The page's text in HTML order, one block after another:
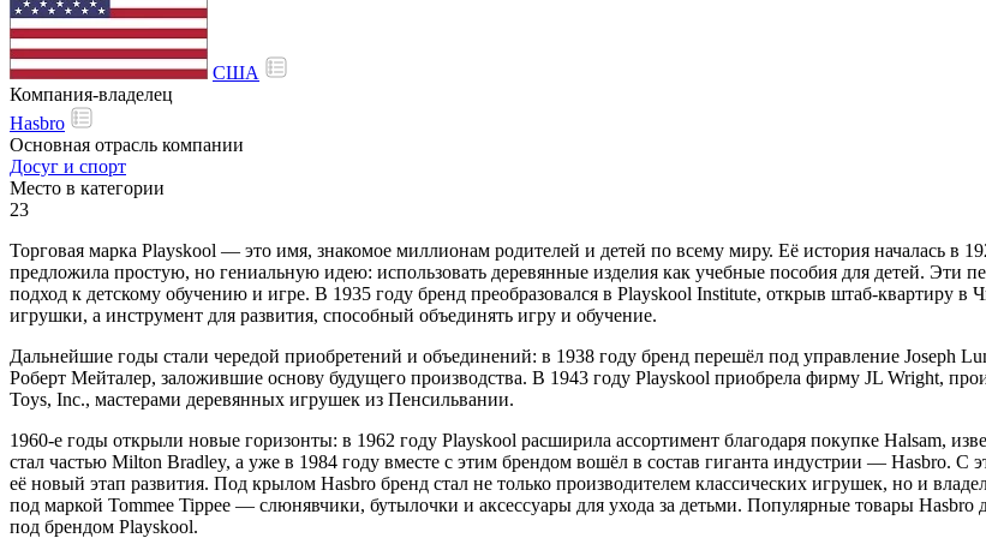
США
Компания-владелец
Hasbro
Основная отрасль компании
Досуг и спорт
Место в категории
23
Торговая марка Playskool — это имя, знакомое миллионам родителей и детей по всему миру. Её история началась в
предложила простую, но гениальную идею: использовать деревянные изделия как учебные пособия для детей. Эти
подход к детскому обучению и игре. В 1935 году бренд преобразовался в Playskool Institute, открыв штаб-квартиру в
игрушки, а инструмент для развития, способный объединять игру и обучение.
Дальнейшие годы стали чередой приобретений и объединений: в 1938 году бренд перешёл под управление Joseph
Роберт Мейталер, заложившие основу будущего производства. В 1943 году Playskool приобрела фирму JL Wright,
Toys, Inc., мастерами деревянных игрушек из Пенсильвании.
1960-е годы открыли новые горизонты: в 1962 году Playskool расширила ассортимент благодаря покупке Halsam,
стал частью Milton Bradley, а уже в 1984 году вместе с этим брендом вошёл в состав гиганта индустрии — Hasbro. С
её новый этап развития. Под крылом Hasbro бренд стал не только производителем классических игрушек, но и
под маркой Tommee Tippee — слюнявчики, бутылочки и аксессуары для ухода за детьми. Популярные товары
под брендом Playskool.